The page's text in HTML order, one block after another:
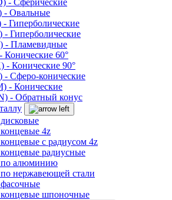
- Сферические
- Овальные
- Гиперболические
- Гиперболические
- Пламевидные
Конические 60°
- Конические 90°
Сферо-конические
- Конические
- Обратный конус
4z
с радиусом 4z
радиусные
алюминию
нержавеющей стали
шпоночные